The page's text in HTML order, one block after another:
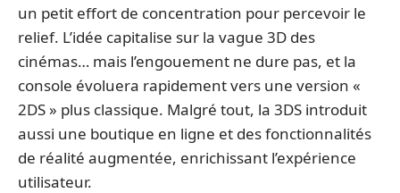
un petit effort de concentration pour percevoir le
relief. L’idée capitalise sur la vague 3D des
cinémas… mais l’engouement ne dure pas, et la
console évoluera rapidement vers une version «
2DS » plus classique. Malgré tout, la 3DS introduit
aussi une boutique en ligne et des fonctionnalités
de réalité augmentée, enrichissant l’expérience
utilisateur.